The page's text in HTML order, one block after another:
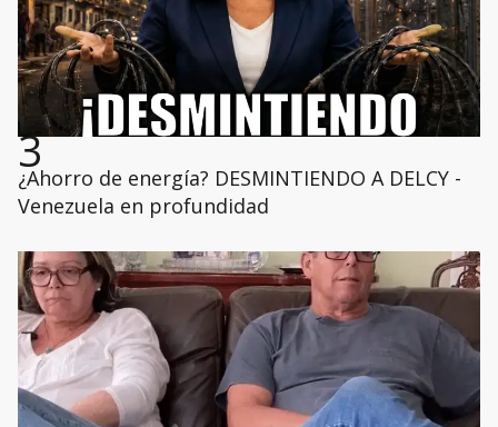
3
¿Ahorro de energía? DESMINTIENDO A DELCY -
Venezuela en profundidad